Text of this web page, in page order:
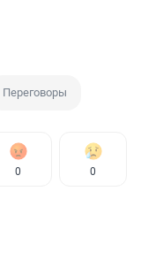
Переговоры
0 0